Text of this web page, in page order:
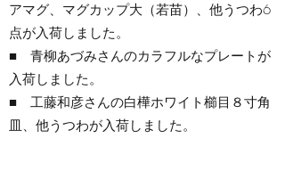
アマグ、マグカップ大（若苗）、他うつわ6
点が入荷しました。
■ 青柳あづみさんのカラフルなプレートが
入荷しました。
■ 工藤和彦さんの白樺ホワイト櫛目８寸角
皿、他うつわが入荷しました。​​​​